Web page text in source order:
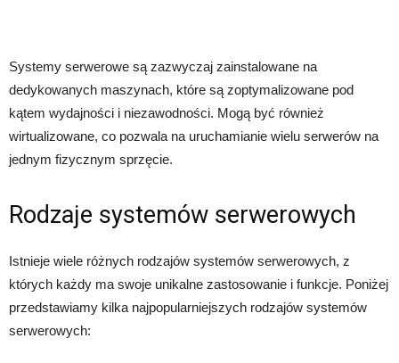
Systemy serwerowe są zazwyczaj zainstalowane na
dedykowanych maszynach, które są zoptymalizowane pod
kątem wydajności i niezawodności. Mogą być również
wirtualizowane, co pozwala na uruchamianie wielu serwerów na
jednym fizycznym sprzęcie.
Rodzaje systemów serwerowych
Istnieje wiele różnych rodzajów systemów serwerowych, z
których każdy ma swoje unikalne zastosowanie i funkcje. Poniżej
przedstawiamy kilka najpopularniejszych rodzajów systemów
serwerowych: